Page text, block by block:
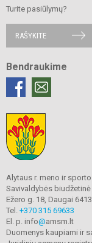
Turite pasiūlymų?
RAŠYKITE
Bendraukime
Alytaus r. meno ir
Savivaldybės
Ežero g. 18, Daugai
Tel. +370 315 69633
El. p. info@amsm.lt
Duomenys kaupiami ir